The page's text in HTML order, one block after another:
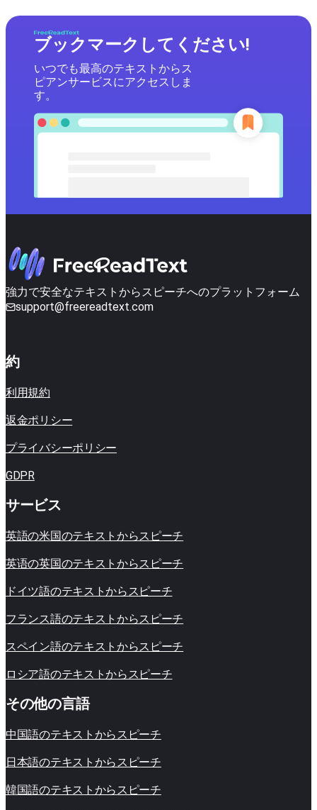
ブックマークしてください!
いつでも最高のテキストからス
ピアンサービスにアクセスしま
す。
強力で安全なテキストからスピーチへのプラットフォーム
support@freereadtext.com
約
利用規約
返金ポリシー
プライバシーポリシー
GDPR
サービス
英語の米​​国のテキストからスピーチ
英语の英国のテキストからスピーチ
ドイツ語のテキストからスピーチ
フランス語のテキストからスピーチ
スペイン語のテキストからスピーチ
ロシア語のテキストからスピーチ
その他の言語
中国語のテキストからスピーチ
日本語のテキストからスピーチ
韓国語のテキストからスピーチ